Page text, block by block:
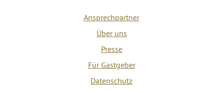
Ansprechpartner
Über uns
Presse
Für Gastgeber
Datenschutz